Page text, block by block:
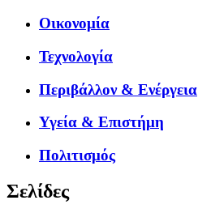
Οικονομία
Τεχνολογία
Περιβάλλον & Ενέργεια
Υγεία & Επιστήμη
Πολιτισμός
Σελίδες